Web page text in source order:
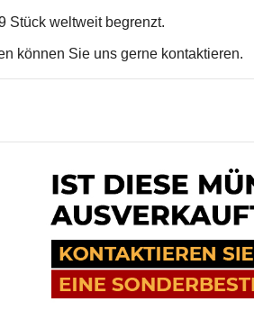
Stück weltweit begrenzt.
können Sie uns gerne kontaktieren.